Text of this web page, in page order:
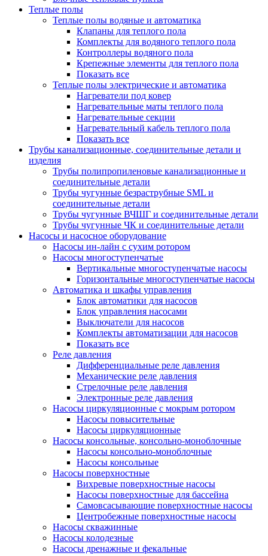
Теплые полы
Теплые полы водяные и автоматика
Клапаны для теплого пола
Комплекты для водяного теплого пола
Контроллеры водяного пола
Крепежные элементы для теплого пола
Показать все
Теплые полы электрические и автоматика
Нагреватели под ковер
Нагревательные маты теплого пола
Нагревательные секции
Нагревательный кабель теплого пола
Показать все
Трубы канализационные, соединительные детали и
изделия
Трубы полипропиленовые канализационные и
соединительные детали
Трубы чугунные безраструбные SML и
соединительные детали
Трубы чугунные ВЧШГ и соединительные детали
Трубы чугунные ЧК и соединительные детали
Насосы и насосное оборудование
Насосы ин-лайн с сухим ротором
Насосы многоступенчатые
Вертикальные многоступенчатые насосы
Горизонтальные многоступенчатые насосы
Автоматика и шкафы управления
Блок автоматики для насосов
Блок управления насосами
Выключатели для насосов
Комплекты автоматизации для насосов
Показать все
Реле давления
Дифференциальные реле давления
Механические реле давления
Стрелочные реле давления
Электронные реле давления
Насосы циркуляционные с мокрым ротором
Насосы повысительные
Насосы циркуляционные
Насосы консольные, консольно-моноблочные
Насосы консольно-моноблочные
Насосы консольные
Насосы поверхностные
Вихревые поверхностные насосы
Насосы поверхностные для бассейна
Самовсасывающие поверхностные насосы
Центробежные поверхностные насосы
Насосы скважинные
Насосы колодезные
Насосы дренажные и фекальные